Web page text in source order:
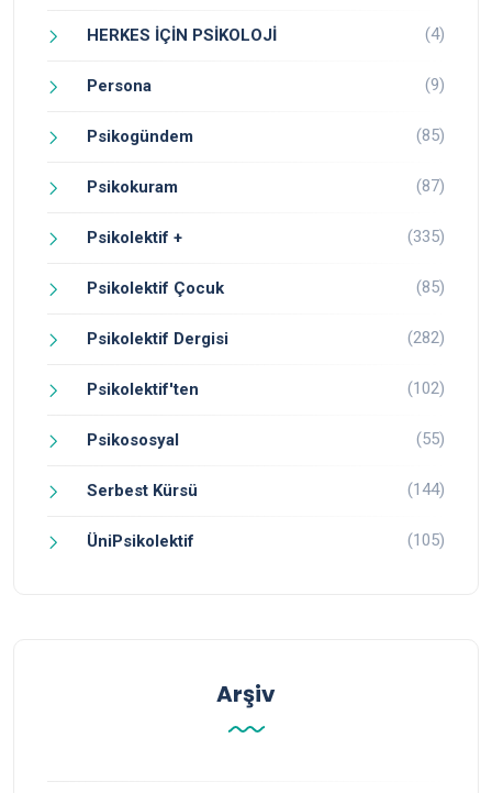
HERKES İÇİN PSİKOLOJİ (4)
Persona (9)
Psikogündem (85)
Psikokuram (87)
Psikolektif + (335)
Psikolektif Çocuk (85)
Psikolektif Dergisi (282)
Psikolektif'ten (102)
Psikososyal (55)
Serbest Kürsü (144)
ÜniPsikolektif (105)
Arşiv